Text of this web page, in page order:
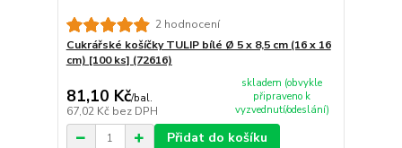
2 hodnocení
Cukrářské košíčky TULIP bílé Ø 5 x 8,5 cm (16 x 16
cm) [100 ks] (72616)
81,10 Kč/bal.
67,02 Kč bez DPH
skladem (obvykle
připraveno k
vyzvednutí/odeslání)
Přidat do košíku